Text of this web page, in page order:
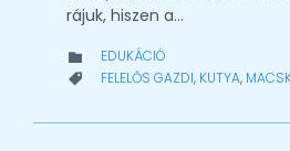
rájuk, hiszen a…
 CATEGORY
EDUKÁCIÓ
 CATEGORY
FELELŐS GAZDI, KUTYA,